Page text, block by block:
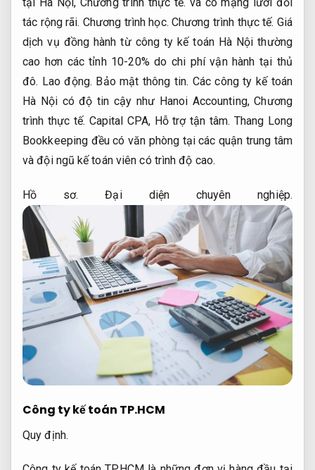
tác rộng rãi. Chương trình học. Chương trình thực tế. Giá
dịch vụ đồng hành từ công ty kế toán Hà Nội thường
cao hơn các tỉnh 10-20% do chi phí vận hành tại thủ
đô. Lao động. Bảo mật thông tin. Các công ty kế toán
Hà Nội có độ tin cậy như Hanoi Accounting,Chương
trình thực tế. Capital CPA, Hỗ trợ tận tâm. Thang Long
Bookkeeping đều có văn phòng tại các quận trung tâm
và đội ngũ kế toán viên có trình độ cao.
Hồ sơ. Đại diện chuyên nghiệp.
Công ty kế toán TP.HCM
Quy định.